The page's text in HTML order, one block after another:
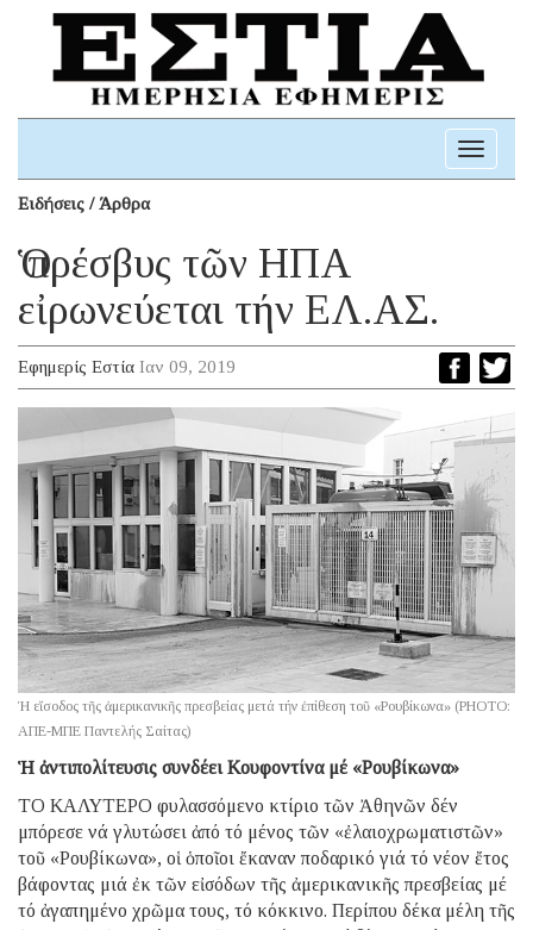
Toggle
Ειδήσεις / Άρθρα
Ὁ πρέσβυς τῶν ΗΠΑ
εἰρωνεύεται τήν ΕΛ.ΑΣ.
Εφημερίς Εστία Ιαν 09, 2019
Ἡ εἴσοδος τῆς ἀμερικανικῆς πρεσβείας μετά τήν ἐπίθεση τοῦ «Ρουβίκωνα» (PHOTO:
ΑΠΕ-ΜΠΕ Παντελής Σαίτας)
Ἡ ἀντιπολίτευσις συνδέει Κουφοντίνα μέ «Ρουβίκωνα»
ΤΟ ΚΑΛΥΤΕΡΟ φυλασσόμενο κτίριο τῶν Ἀθηνῶν δέν
μπόρεσε νά γλυτώσει ἀπό τό μένος τῶν «ἐλαιοχρωματιστῶν»
τοῦ «Ρουβίκωνα», οἱ ὁποῖοι ἔκαναν ποδαρικό γιά τό νέον ἔτος
βάφοντας μιά ἐκ τῶν εἰσόδων τῆς ἀμερικανικῆς πρεσβείας μέ
τό ἀγαπημένο χρῶμα τους, τό κόκκινο. Περίπου δέκα μέλη τῆς